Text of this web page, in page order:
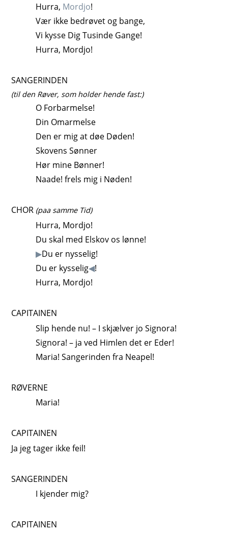
Hurra, Mordjo!
Vær ikke bedrøvet og bange,
Vi kysse Dig Tusinde Gange!
Hurra, Mordjo!
SANGERINDEN
(til den Røver, som holder hende fast:)
O Forbarmelse!
Din Omarmelse
Den er mig at døe Døden!
Skovens Sønner
Hør mine Bønner!
Naade! frels mig i Nøden!
CHOR (paa samme Tid)
Hurra, Mordjo!
Du skal med Elskov os lønne!
▶Du er nysselig!
Du er kysselig◀!
Hurra, Mordjo!
CAPITAINEN
Slip hende nu! – I skjælver jo Signora!
Signora! – ja ved Himlen det er Eder!
Maria! Sangerinden fra Neapel!
RØVERNE
Maria!
CAPITAINEN
Ja jeg tager ikke feil!
SANGERINDEN
I kjender mig?
CAPITAINEN